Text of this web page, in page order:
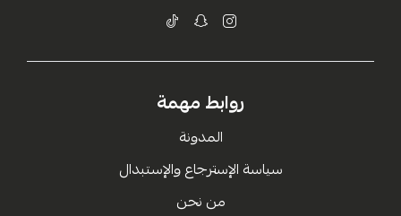
روابط مهمة
المدونة
سياسة الإسترجاع والإستبدال
من نحن